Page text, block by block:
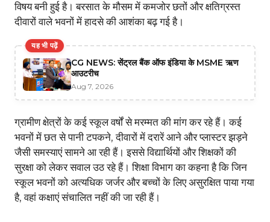
विषय बनी हुई है। बरसात के मौसम में कमजोर छतों और क्षतिग्रस्त
दीवारों वाले भवनों में हादसे की आशंका बढ़ गई है।
यह भी पढ़ें
CG NEWS: सेंट्रल बैंक ऑफ इंडिया के MSME ऋण
आउटरीच
Aug 7, 2026
ग्रामीण क्षेत्रों के कई स्कूल वर्षों से मरम्मत की मांग कर रहे हैं। कई
भवनों में छत से पानी टपकने, दीवारों में दरारें आने और प्लास्टर झड़ने
जैसी समस्याएं सामने आ रही हैं। इससे विद्यार्थियों और शिक्षकों की
सुरक्षा को लेकर सवाल उठ रहे हैं। शिक्षा विभाग का कहना है कि जिन
स्कूल भवनों को अत्यधिक जर्जर और बच्चों के लिए असुरक्षित पाया गया
है, वहां कक्षाएं संचालित नहीं की जा रही हैं।